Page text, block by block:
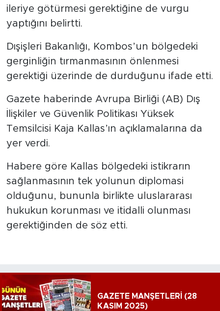
ileriye götürmesi gerektiğine de vurgu
yaptığını belirtti.
Dışişleri Bakanlığı, Kombos’un bölgedeki
gerginliğin tırmanmasının önlenmesi
gerektiği üzerinde de durduğunu ifade etti.
Gazete haberinde Avrupa Birliği (AB) Dış
İlişkiler ve Güvenlik Politikası Yüksek
Temsilcisi Kaja Kallas’ın açıklamalarına da
yer verdi.
Habere göre Kallas bölgedeki istikrarın
sağlanmasının tek yolunun diplomasi
olduğunu, bununla birlikte uluslararası
hukukun korunması ve itidalli olunması
gerektiğinden de söz etti.
GAZETE MANŞETLERİ (28
KASIM 2025)